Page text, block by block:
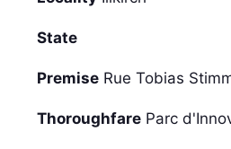
State
Premise Rue Tobias
Thoroughfare Parc